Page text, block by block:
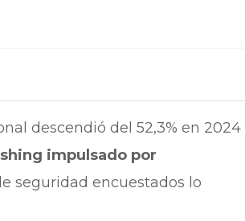
descendió del 52,3% en 2024
impulsado por
seguridad encuestados lo